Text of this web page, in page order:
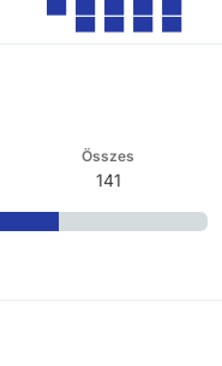
Összes
141